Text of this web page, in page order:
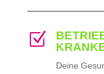
Z
Deine